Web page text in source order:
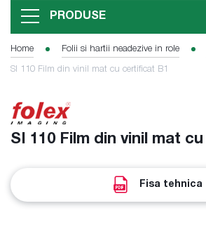
PRODUSE
Home Folii si hartii neadezive in role
SI 110 Film din vinil mat cu certificat B1
SI 110 Film din vinil mat
Fisa tehnica